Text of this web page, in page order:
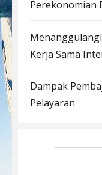
Perekonomian
Kerja Sama
Dampak
Pelayaran